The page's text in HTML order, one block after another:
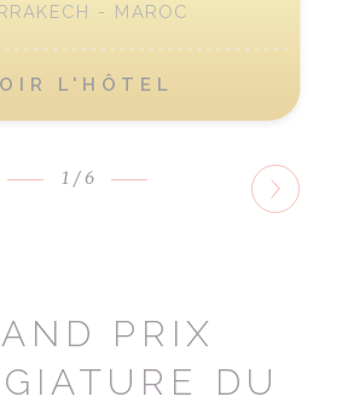
- MAROC
L'HÔTEL
1 /6
PRIX
DU